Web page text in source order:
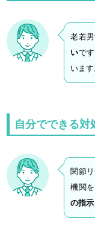
老若
いです
います
自分でできる対
関節
機関を
の指